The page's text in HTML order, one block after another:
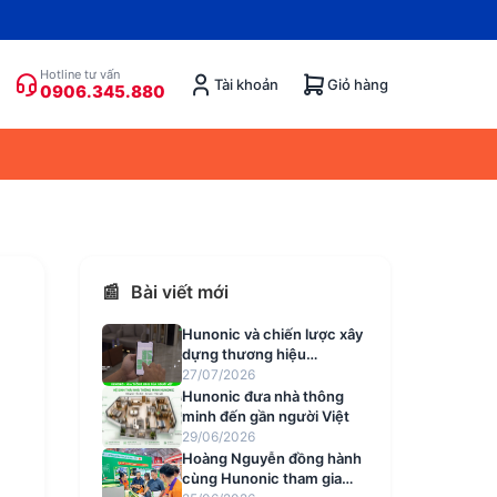
Hotline tư vấn
0906.345.880 Tài khoản Giỏ hàng
📰 Bài viết mới
Hunonic và chiến lược xây
dựng thương hiệu
smarthome Việt mang tính
quốc dân
27/07/2026
Hunonic đưa nhà thông
minh đến gần người Việt
29/06/2026
Hoàng Nguyễn đồng hành
cùng Hunonic tham gia